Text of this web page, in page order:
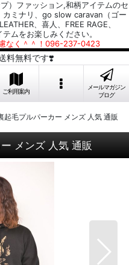
）ファッション,和柄アイテムのセ
カミナリ、go slow caravan（ゴー
、喜人、FREE RAGE、
ムをお楽しみください。
なく＾＾！096-237-0423
料無料です❣️
ご利用案内
メールマガジン
ブログ
起毛プルパーカー メンズ 人気 通販
メンズ 人気 通販